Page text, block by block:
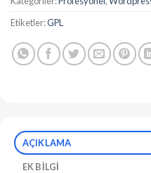
Etiketler:GPL
AÇIKLAMA
EK BILGI